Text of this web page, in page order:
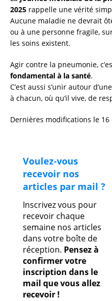
2025 rappelle une vérité
Aucune maladie ne devrait
ou à une personne fragile,
les soins existent.
Agir contre la pneumonie,
fondamental à la santé.
C’est aussi s’unir autour
à chacun, où qu’il vive, de
Dernières modifications le
Voulez-vous
recevoir nos
articles par mail ?
Inscrivez vous pour
recevoir chaque
semaine nos articles
dans votre boîte de
réception. Pensez à
confirmer votre
inscription dans le
mail que vous allez
recevoir !